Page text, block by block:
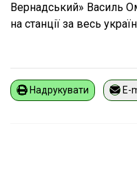
Вернадський» Василь
на станції за весь
Надрукувати E-